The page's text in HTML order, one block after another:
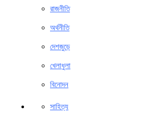
রাজনীতি
অর্থনীতি
দেশজুড়ে
খেলাধুলা
বিনোদন
সাহিত্য